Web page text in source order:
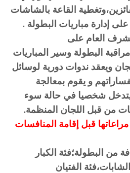
القاعة بالشاشات
إدارة مباريات البطولة .
العام على
البطولة وسير المباريات
ويعقد ندوات دورية لوسائل
و يقوم بمعالجة
شخصيا في حالة سوء
من قبل اللجان المنظمة.
قبل إقامة المنافسات
من البطولة؛فئة الكبار
الفتيان